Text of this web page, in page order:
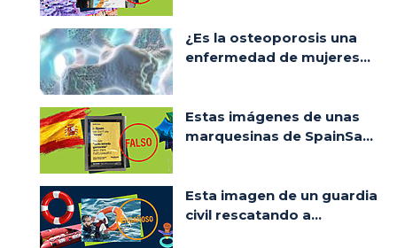
¿Es la osteoporosis una
enfermedad de mujeres...
Estas imágenes de unas
marquesinas de SpainSa...
Esta imagen de un guardia
civil rescatando a...